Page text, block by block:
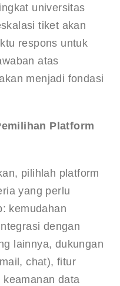
universitas
tiket akan
respons untuk
atas
menjadi fondasi
Platform
pilihlah platform
yang perlu
kemudahan
dengan
lainnya, dukungan
chat), fitur
data